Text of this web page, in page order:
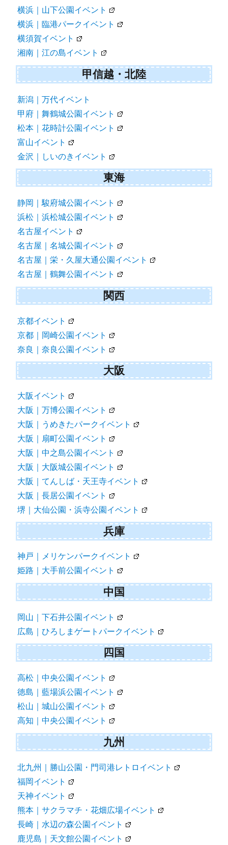
横浜｜山下公園イベント
横浜｜臨港パークイベント
横須賀イベント
湘南｜江の島イベント
甲信越・北陸
新潟｜万代イベント
甲府｜舞鶴城公園イベント
松本｜花時計公園イベント
富山イベント
金沢｜しいのきイベント
東海
静岡｜駿府城公園イベント
浜松｜浜松城公園イベント
名古屋イベント
名古屋｜名城公園イベント
名古屋｜栄・久屋大通公園イベント
名古屋｜鶴舞公園イベント
関西
京都イベント
京都｜岡崎公園イベント
奈良｜奈良公園イベント
大阪
大阪イベント
大阪｜万博公園イベント
大阪｜うめきたパークイベント
大阪｜扇町公園イベント
大阪｜中之島公園イベント
大阪｜大阪城公園イベント
大阪｜てんしば・天王寺イベント
大阪｜長居公園イベント
堺｜大仙公園・浜寺公園イベント
兵庫
神戸｜メリケンパークイベント
姫路｜大手前公園イベント
中国
岡山｜下石井公園イベント
広島｜ひろしまゲートパークイベント
四国
高松｜中央公園イベント
徳島｜藍場浜公園イベント
松山｜城山公園イベント
高知｜中央公園イベント
九州
北九州｜勝山公園・門司港レトロイベント
福岡イベント
天神イベント
熊本｜サクラマチ・花畑広場イベント
長崎｜水辺の森公園イベント
鹿児島｜天文館公園イベント